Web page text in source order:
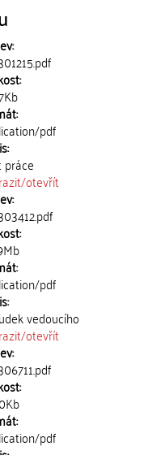
pdf
práce
otevřít
pdf
vedoucího
otevřít
pdf